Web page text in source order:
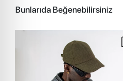
Bunlarıda Beğenebilirsiniz